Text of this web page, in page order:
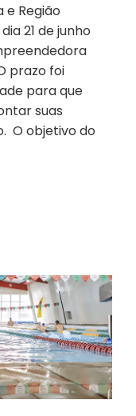
Região
21 de junho
prazo foi
para que
suas
O objetivo do